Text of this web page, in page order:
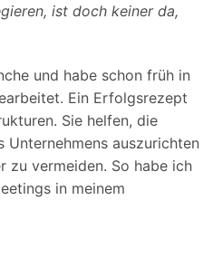
ist doch keiner da,
und habe schon früh in
Ein Erfolgsrezept
Sie helfen, die
Unternehmens auszurichten
zu vermeiden. So habe ich
in meinem